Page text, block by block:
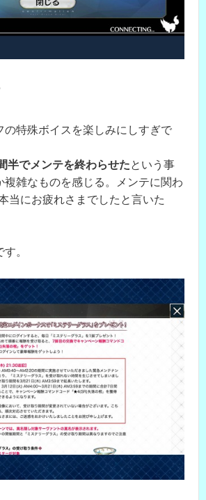
の特殊ボイスを楽しみにしすぎで
半でメンテを終わらせたという事
複雑なものを感じる。メンテに関わ
当にお疲れさまでしたと言いた
。